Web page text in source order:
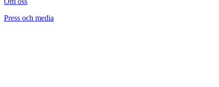
Press och media